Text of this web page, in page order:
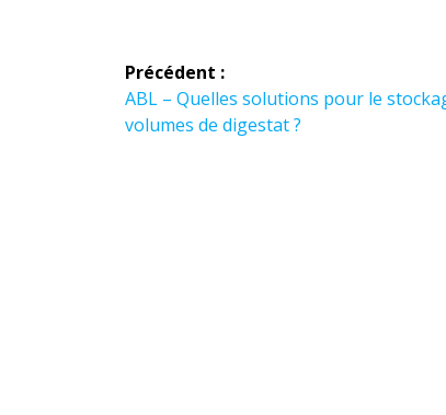
Navigation
de
Précédent :
Article
précédent :
ABL – Quelles solutions pour le
volumes de digestat ?